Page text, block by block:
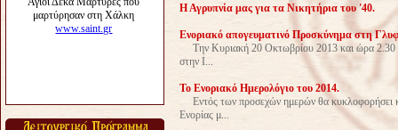
Η Αγρυπνία μας για τα Νικητήρια του '40.
Ενοριακό απογευματινό Προσκύνημα στη
Την Κυριακή 20 Οκτωβρίου 2013 και ώρα 2.30
στην Ι...
Το Ενοριακό Ημερολόγιο του 2014.
Εντός των προσεχών ημερών θα κυκλοφορήσει
Ενορίας μ...